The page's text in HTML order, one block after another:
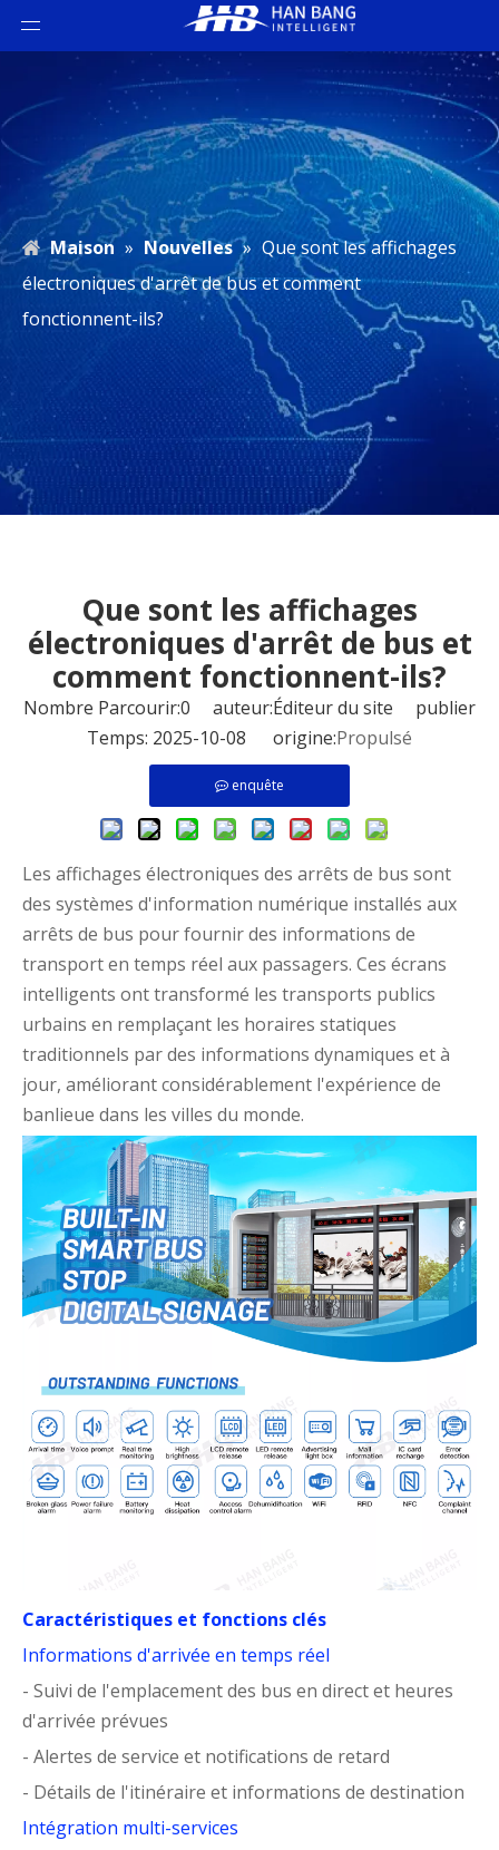
Maison » Nouvelles » Que sont les affichages
électroniques d'arrêt de bus et comment
fonctionnent-ils?
Que sont les affichages
électroniques d'arrêt de bus et
comment fonctionnent-ils?
Nombre Parcourir:0 auteur:Éditeur du site publier
Temps: 2025-10-08 origine:Propulsé
enquête
Les affichages électroniques des arrêts de bus sont
des systèmes d'information numérique installés aux
arrêts de bus pour fournir des informations de
transport en temps réel aux passagers. Ces écrans
intelligents ont transformé les transports publics
urbains en remplaçant les horaires statiques
traditionnels par des informations dynamiques et à
jour, améliorant considérablement l'expérience de
banlieue dans les villes du monde.
Caractéristiques et fonctions clés
Informations d'arrivée en temps réel
- Suivi de l'emplacement des bus en direct et heures
d'arrivée prévues
- Alertes de service et notifications de retard
- Détails de l'itinéraire et informations de destination
Intégration multi-services